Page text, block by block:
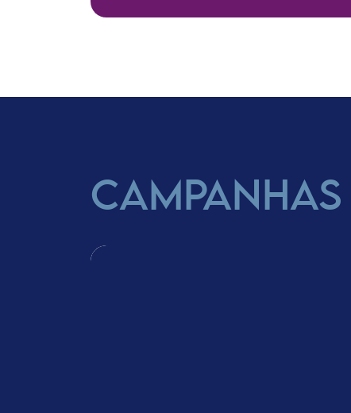
CAMPANHAS